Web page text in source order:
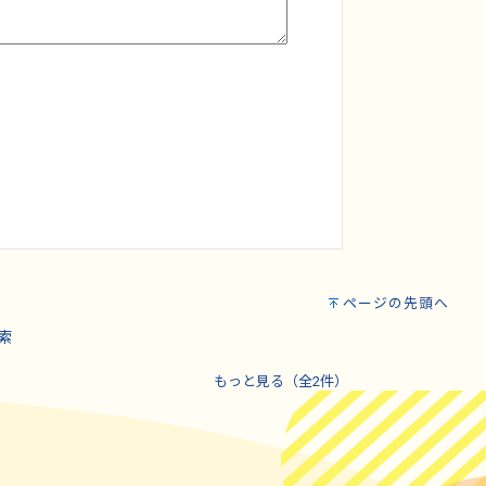
ページの先頭へ
もっと見る（全2件）